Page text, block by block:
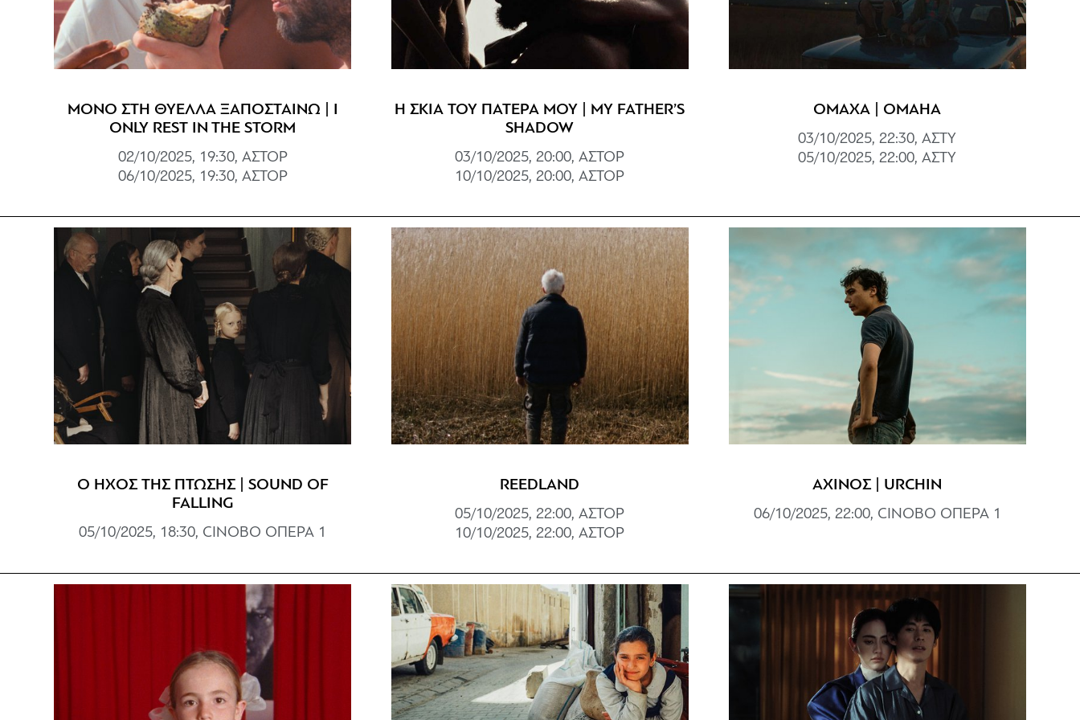
ΜΟΝΟ ΣΤΗ ΘΥΕΛΛΑ ΞΑΠΟΣΤΑΙΝΩ | I
ONLY REST IN THE STORM
02/10/2025, 19:30, ΑΣΤΟΡ
06/10/2025, 19:30, ΑΣΤΟΡ
Η ΣΚΙΑ ΤΟΥ ΠΑΤΕΡΑ ΜΟΥ | MY FATHER’S
SHADOW
03/10/2025, 20:00, ΑΣΤΟΡ
10/10/2025, 20:00, ΑΣΤΟΡ
ΟΜΑΧΑ | OMAHA
03/10/2025, 22:30, ΑΣΤΥ
05/10/2025, 22:00, ΑΣΤΥ
Ο ΗΧΟΣ ΤΗΣ ΠΤΩΣΗΣ | SOUND OF
FALLING
05/10/2025, 18:30, CINOBO ΟΠΕΡΑ 1
REEDLAND
05/10/2025, 22:00, ΑΣΤΟΡ
10/10/2025, 22:00, ΑΣΤΟΡ
ΑΧΙΝΟΣ | URCHIN
06/10/2025, 22:00, CINOBO ΟΠΕΡΑ 1